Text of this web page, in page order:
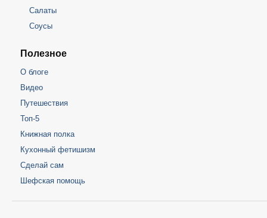
Салаты
Соусы
Полезное
О блоге
Видео
Путешествия
Топ-5
Книжная полка
Кухонный фетишизм
Сделай сам
Шефская помощь